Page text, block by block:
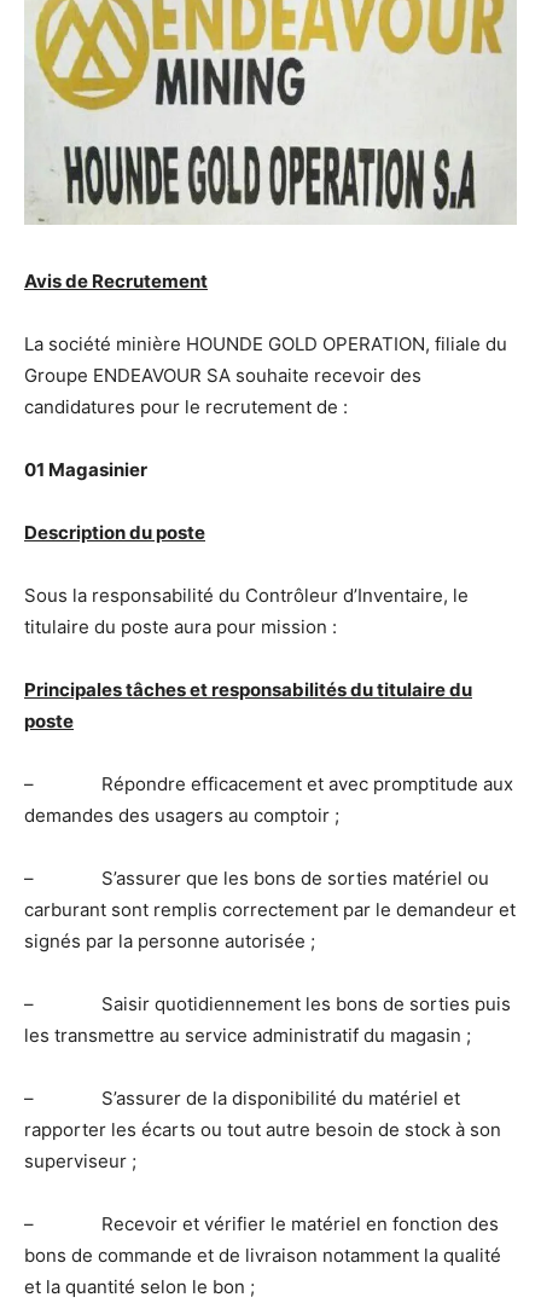
Avis de Recrutement
La société minière HOUNDE GOLD OPERATION, filiale du
Groupe ENDEAVOUR SA souhaite recevoir des
candidatures pour le recrutement de :
01 Magasinier
Description du poste
Sous la responsabilité du Contrôleur d’Inventaire, le
titulaire du poste aura pour mission :
Principales tâches et responsabilités du titulaire du
poste
– Répondre efficacement et avec promptitude aux
demandes des usagers au comptoir ;
– S’assurer que les bons de sorties matériel ou
carburant sont remplis correctement par le demandeur et
signés par la personne autorisée ;
– Saisir quotidiennement les bons de sorties puis
les transmettre au service administratif du magasin ;
– S’assurer de la disponibilité du matériel et
rapporter les écarts ou tout autre besoin de stock à son
superviseur ;
– Recevoir et vérifier le matériel en fonction des
bons de commande et de livraison notamment la qualité
et la quantité selon le bon ;